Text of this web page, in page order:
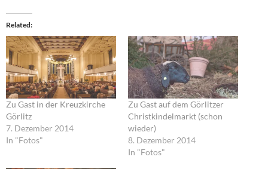
Related
Zu Gast in der Kreuzkirche
Görlitz
7. Dezember 2014
In "Fotos"
Zu Gast auf dem Görlitzer
Christkindelmarkt (schon
wieder)
8. Dezember 2014
In "Fotos"